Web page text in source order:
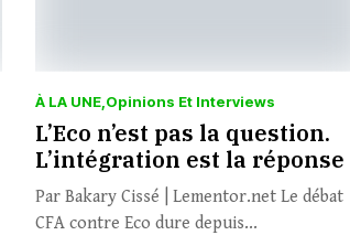
À LA UNE Opinions Et Interviews
L’Eco n’est pas la question.
L’intégration est la réponse
Par Bakary Cissé | Lementor.net Le débat
CFA contre Eco dure depuis...